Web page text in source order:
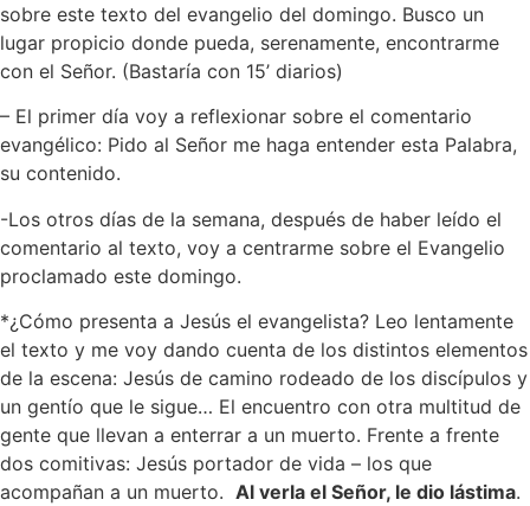
sobre este texto del evangelio del domingo. Busco un
lugar propicio donde pueda, serenamente, encontrarme
con el Señor. (Bastaría con 15’ diarios)
– El primer día voy a reflexionar sobre el comentario
evangélico: Pido al Señor me haga entender esta Palabra,
su contenido.
-Los otros días de la semana, después de haber leído el
comentario al texto, voy a centrarme sobre el Evangelio
proclamado este domingo.
*¿Cómo presenta a Jesús el evangelista? Leo lentamente
el texto y me voy dando cuenta de los distintos elementos
de la escena: Jesús de camino rodeado de los discípulos y
un gentío que le sigue… El encuentro con otra multitud de
gente que llevan a enterrar a un muerto. Frente a frente
dos comitivas: Jesús portador de vida – los que
acompañan a un muerto. Al verla el Señor, le dio lástima.